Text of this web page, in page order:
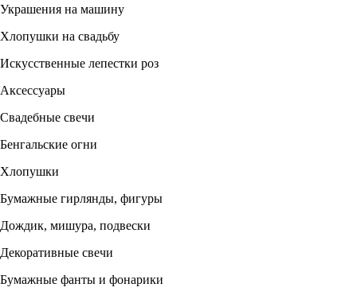
Украшения на машину
Хлопушки на свадьбу
Искусственные лепестки роз
Аксессуары
Свадебные свечи
Бенгальские огни
Хлопушки
Бумажные гирлянды, фигуры
Дождик, мишура, подвески
Декоративные свечи
Бумажные фанты и фонарики